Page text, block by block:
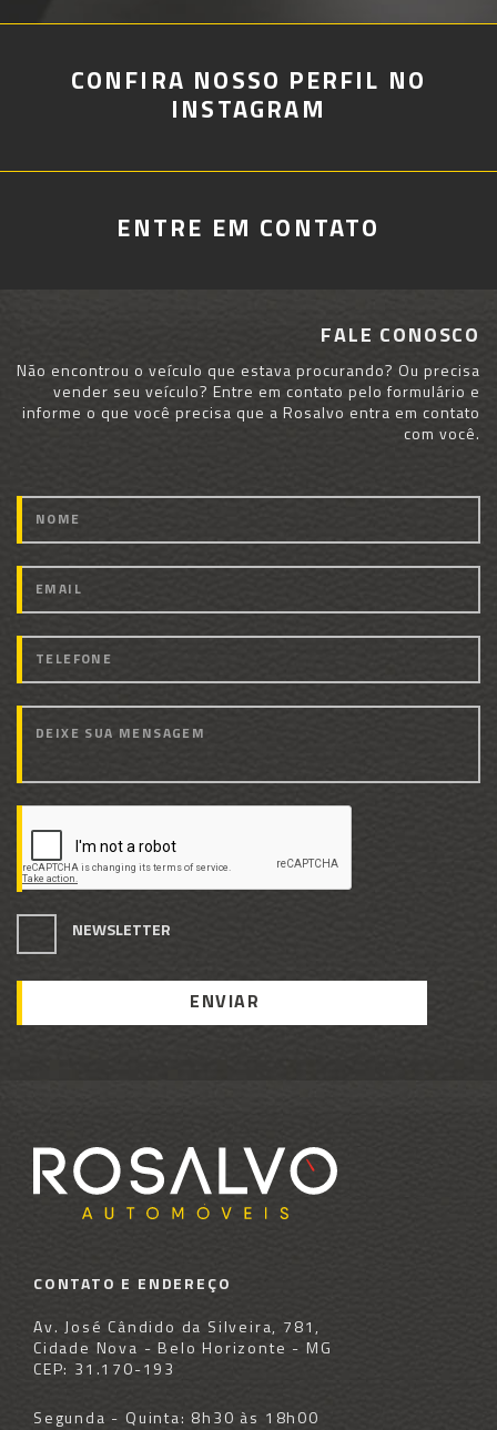
CONFIRA NOSSO PERFIL NO
INSTAGRAM
ENTRE EM CONTATO
FALE CONOSCO
Não encontrou o veículo que estava procurando? Ou precisa
vender seu veículo? Entre em contato pelo formulário e
informe o que você precisa que a Rosalvo entra em contato
com você.
NEWSLETTER
CONTATO E ENDEREÇO
Av. José Cândido da Silveira, 781,
Cidade Nova - Belo Horizonte - MG
CEP: 31.170-193
Segunda - Quinta: 8h30 às 18h00